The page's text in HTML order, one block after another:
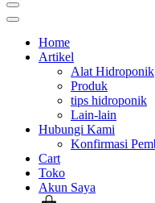
Home
Artikel
Alat Hidroponik
Produk
tips hidroponik
Lain-lain
Hubungi Kami
Konfirmasi
Cart
Toko
Akun Saya